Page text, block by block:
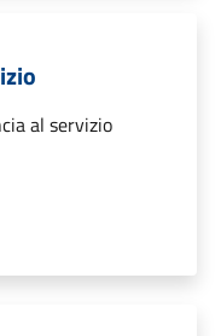
al servizio